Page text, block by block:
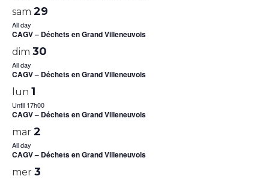
sam 29
All day
CAGV – Déchets en Grand Villeneuvois
dim 30
All day
CAGV – Déchets en Grand Villeneuvois
lun 1
Until 17h00
CAGV – Déchets en Grand Villeneuvois
mar 2
All day
CAGV – Déchets en Grand Villeneuvois
mer 3